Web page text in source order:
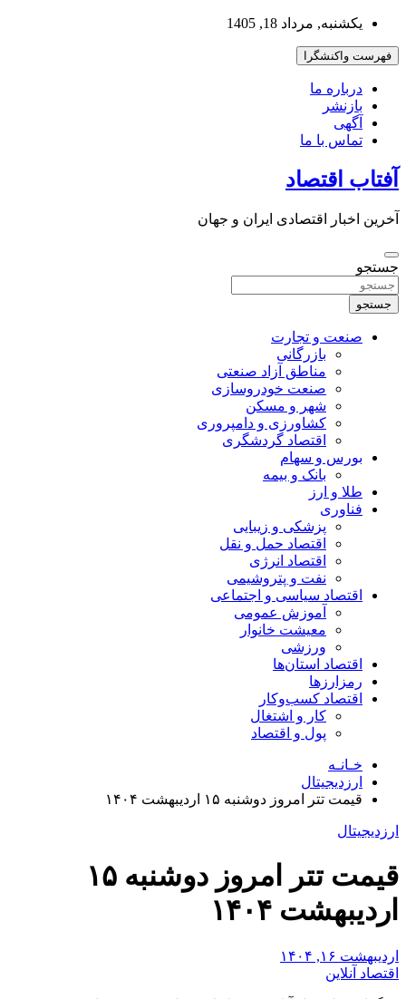
بروید
یکشنبه, مرداد 18, 1405
فهرست واکنشگرا
درباره ما
بازنشر
آگهی
تماس با ما
آفتاب اقتصاد
آخرین اخبار اقتصادی ایران و جهان
جستجو
جستجو
صنعت و تجارت
بازرگانی
مناطق آزاد صنعتی
صنعت خودروسازی
شهر و مسکن
کشاورزی و دامپروری
اقتصاد گردشگری
بورس و سهام
بانک و بیمه
طلا و ارز
فناوری
پزشکی و زیبایی
اقتصاد حمل و نقل
اقتصاد انرژی
نفت و پتروشیمی
اقتصاد سیاسی و اجتماعی
آموزش عمومی
معیشت خانوار
ورزشی
اقتصاد استان‌ها
رمزارزها
اقتصاد کسب‌و‌کار
کار و اشتغال
پول و اقتصاد
خـانـه
ارزدیجیتال
قیمت تتر امروز دوشنبه ۱۵ اردیبهشت ۱۴۰۴
ارزدیجیتال
قیمت تتر امروز دوشنبه ۱۵
اردیبهشت ۱۴۰۴
اردیبهشت ۱۶, ۱۴۰۴
اقتصاد آنلاین